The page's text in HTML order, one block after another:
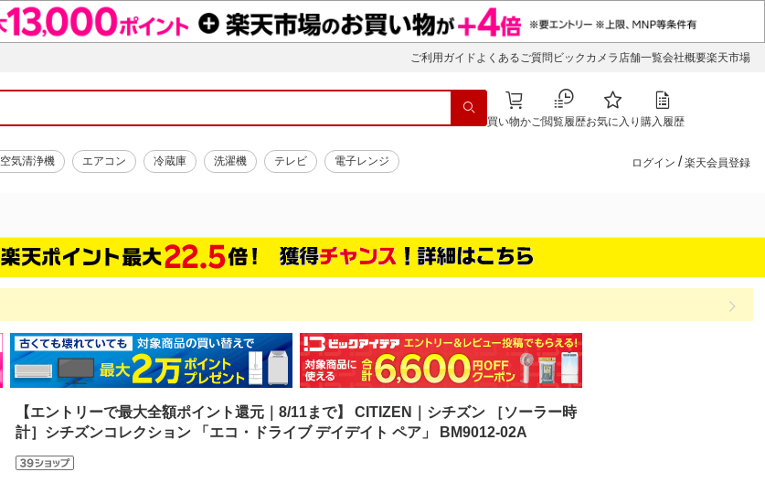
ご利用ガイド よくあるご質問 ビックカメラ店舗一覧会社概要楽天市場
買い物かご閲覧履歴お気に入り 購入履歴
空気清浄機 エアコン 冷蔵庫 洗濯機 テレビ 電子レンジ ログイン / 楽天会員登録
【エントリーで最大全額ポイント還元｜8/11まで】 CITIZEN｜シチズン ［ソーラー時
計］シチズンコレクション 「エコ・ドライブ デイデイト ペア」 BM9012-02A